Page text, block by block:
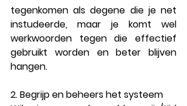
tegenkomen als degene die je net
instudeerde, maar je komt wel
werkwoorden tegen die effectief
gebruikt worden en beter blijven
hangen.
2. Begrijp en beheers het systeem